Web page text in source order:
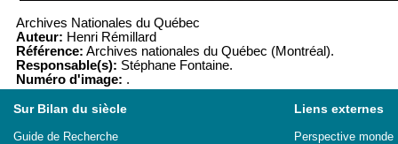
Archives Nationales du Québec
Auteur: Henri Rémillard
Référence: Archives nationales du Québec (Montréal).
Responsable(s): Stéphane Fontaine.
Numéro d'image: .
Sur Bilan du siècle
Guide de Recherche
Liens externes
Perspective monde